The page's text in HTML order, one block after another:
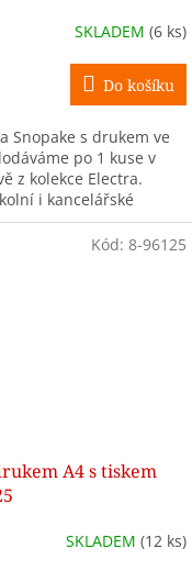
SKLADEM (6 ks)
Do košíku
Snopake s drukem ve
po 1 kuse v
z kolekce Electra.
i kancelářské
A4 s tiskem
SKLADEM (12 ks)
Kód: 8-96125